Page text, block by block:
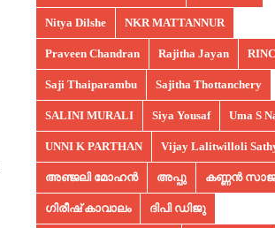
Nitya Dilshe NKR MATTANNUR
Praveen Chandran Rajitha Jayan
Saji Thaiparambu Sajitha Thottanchery
SALINI MURALI Siya Yousaf Uma S
UNNI K PARTHAN Vijay Lalitwilloli
അഞ്ജലി മോഹൻ അപ്പു കണ്ണൻ
ഗിരീഷ് കാവാലം ദിപി ഡിജു